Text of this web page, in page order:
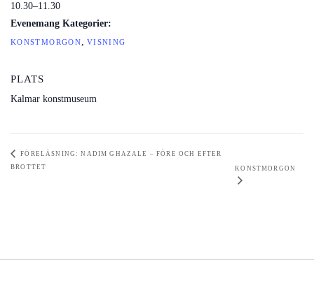
10.30–11.30
Evenemang Kategorier:
KONSTMORGON ,VISNING
PLATS
Kalmar konstmuseum
FÖRELÄSNING: NADIM GHAZALE – FÖRE OCH EFTER
BROTTET
KONSTMORGON